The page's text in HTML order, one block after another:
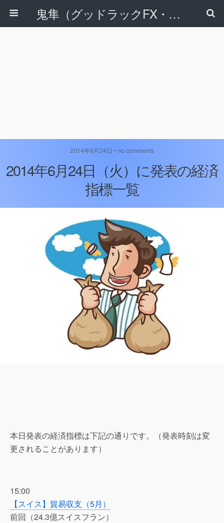
鬼隼（グッドラックFX・改）
2014年6月24日 • no comments
2014年6月24日（火）に発表の経済
指標一覧
本日発表の経済指標は下記の通りです。（発表時刻は変
更されることがあります）
15:00
【スイス】貿易収支（5月）
前回（24.3億スイスフラン）